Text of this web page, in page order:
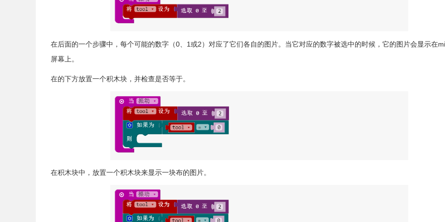
在后面的一个步骤中，每个可能的数字（0、1或2）对应了它们各自的图片。当它对应的数字被选中的时候，它的图片会显示在
屏幕上。
在的下方放置一个积木块，并检查是否等于。
在积木块中，放置一个积木块来显示一块布的图片。